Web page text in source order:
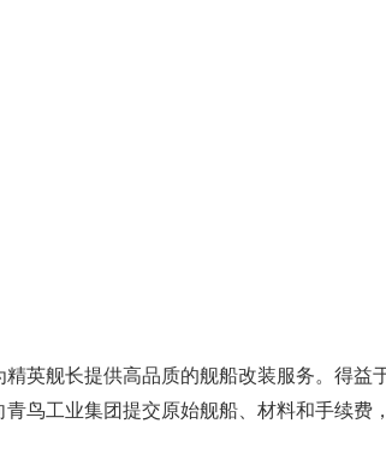
英舰长提供高品质的舰船改装服务。得益
鸟工业集团提交原始舰船、材料和手续费